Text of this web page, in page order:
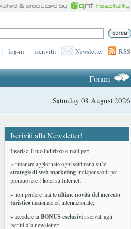
| log-in | iscriviti: Newsletter RSS
Forum
Saturday 08 August 2026
Iscriviti alla Newsletter!
Inserisci il tuo indirizzo e-mail per:
» rimanere aggiornato ogni settimana sulle
strategie di web marketingindispensabili per
promuovere l’hotel su Internet;
» non perdere mai leultime novità del mercato
turisticonazionale ed internazionale;
» accedere aiBONUS esclusiviriservati agli
iscritti alla newsletter;